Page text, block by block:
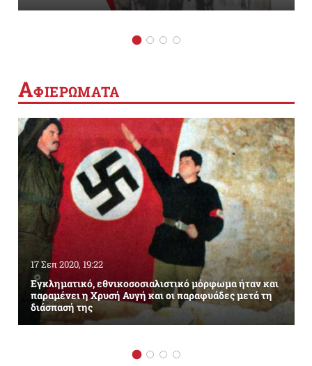
ΑΦΙΕΡΩΜΑΤΑ
17 Σεπ 2020, 19:22
Εγκληματικό, εθνικοσοσιαλιστικό μόρφωμα ήταν και
παραμένει η Χρυσή Αυγή και οι παραφυάδες μετά τη
διάσπασή της